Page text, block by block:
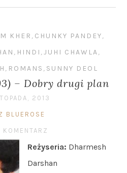
KHER , CHUNKY PANDEY,
, HINDI ,JUHI CHAWLA,
, ROMANS , SUNNY DEOL
– Dobry drugi plan
2013
BLUEROSE
KOMENTARZ
Reżyseria: Dharmesh
Darshan